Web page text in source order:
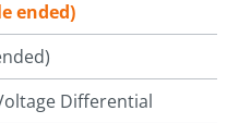
ended)
Differential